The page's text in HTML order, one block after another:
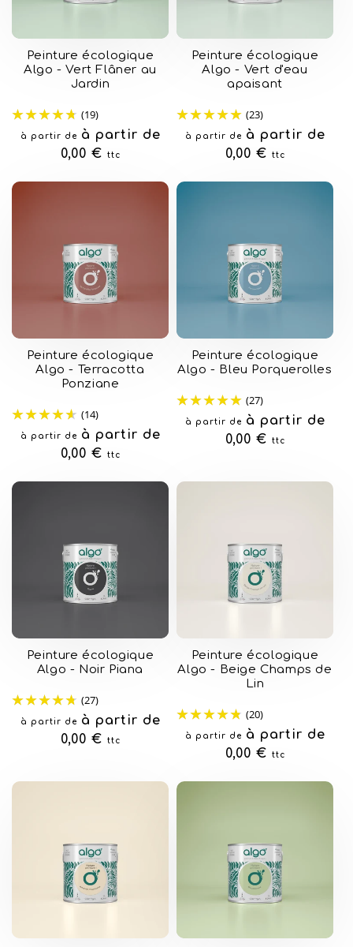
Peinture écologique
Algo - Vert Flâner au
Jardin
(19)
Prix
habituel
à partir de
à partir de
0,00 €
ttc
Peinture écologique
Algo - Vert d'eau
apaisant
(23)
Prix
habituel
à partir de
à partir de
0,00 €
ttc
Peinture écologique
Algo - Terracotta
Ponziane
(14)
Prix
habituel
à partir de
à partir de
0,00 €
ttc
Peinture écologique
Algo - Bleu Porquerolles
(27)
Prix
habituel
à partir de
à partir de
0,00 €
ttc
Peinture écologique
Algo - Noir Piana
(27)
Prix
habituel
à partir de
à partir de
0,00 €
ttc
Peinture écologique
Algo - Beige Champs de
Lin
(20)
Prix
habituel
à partir de
à partir de
0,00 €
ttc